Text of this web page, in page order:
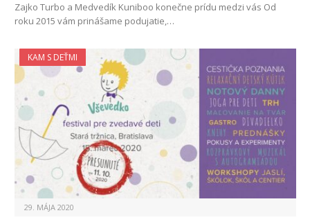
Zajko Turbo a Medvedík Kuniboo konečne prídu medzi vás Od
roku 2015 vám prinášame podujatie,…
KAM S DEŤMI
29. MÁJA 2020